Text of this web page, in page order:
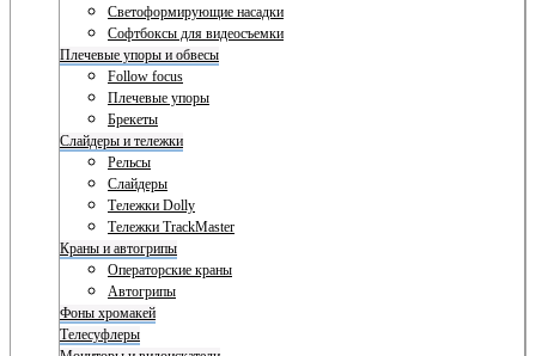
Светоформирующие насадки
Софтбоксы для видеосъемки
Плечевые упоры и обвесы
Follow focus
Плечевые упоры
Брекеты
Слайдеры и тележки
Рельсы
Слайдеры
Тележки Dolly
Тележки TrackMaster
Краны и автогрипы
Операторские краны
Автогрипы
Фоны хромакей
Телесуфлеры